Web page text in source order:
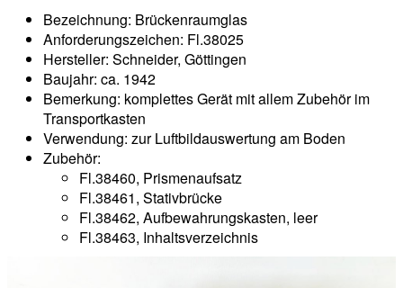
Bezeichnung: Brückenraumglas
Anforderungszeichen: Fl.38025
Hersteller: Schneider, Göttingen
Baujahr: ca. 1942
Bemerkung: komplettes Gerät mit allem Zubehör im
Transportkasten
Verwendung: zur Luftbildauswertung am Boden
Zubehör:
Fl.38460, Prismenaufsatz
Fl.38461, Stativbrücke
Fl.38462, Aufbewahrungskasten, leer
Fl.38463, Inhaltsverzeichnis